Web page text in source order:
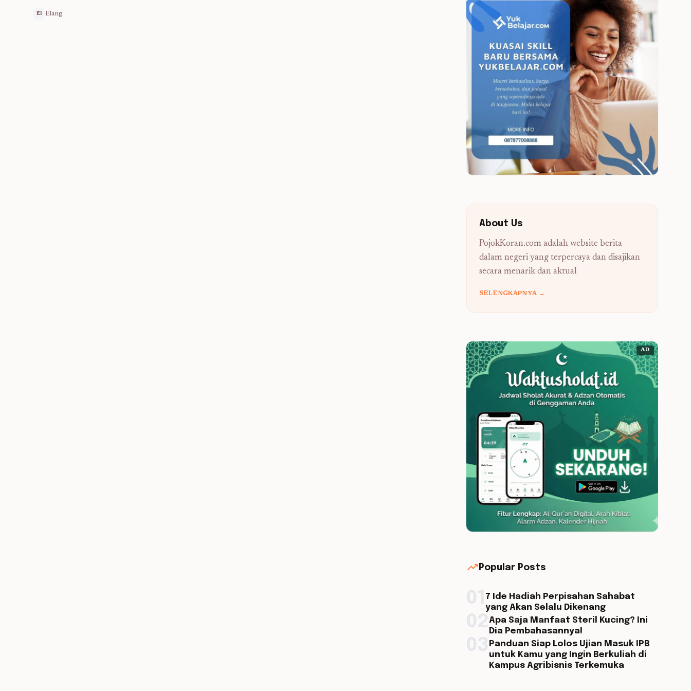
El Elang
About Us
PojokKoran.com adalah website berita
dalam negeri yang terpercaya dan disajikan
secara menarik dan aktual
SELENGKAPNYA →
AD
trending_up Popular Posts
7 Ide Hadiah Perpisahan Sahabat
yang Akan Selalu Dikenang
Apa Saja Manfaat Steril Kucing? Ini
Dia Pembahasannya!
Panduan Siap Lolos Ujian Masuk IPB
untuk Kamu yang Ingin Berkuliah di
Kampus Agribisnis Terkemuka